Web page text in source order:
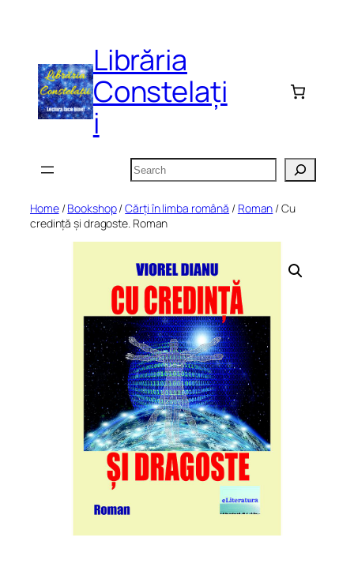
Librăria
Constelați
i
Search
Home/Bookshop/Cărți în limba română / Roman / Cu
credință și dragoste. Roman